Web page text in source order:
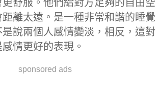
舒服。他們給對方足夠的自由空
離太遠。是一種非常和諧的睡覺
說兩個人感情變淡，相反，這對
情更好的表現。
sponsored ads